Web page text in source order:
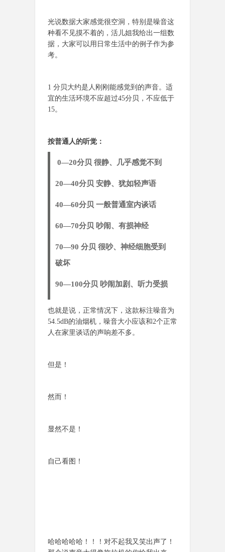
光说数据大家感觉很空洞，特别是噪音这
种看不见摸不着的，活儿姐我给出一组数
据，大家可以用日常生活中的例子作为参
考。
1 分贝大约是人刚刚能感觉到的声音。适
宜的生活环境不应超过45分贝，不应低于
15。
按普通人的听觉：
0—20分贝 很静、几乎感觉不到
20—40分贝 安静、犹如轻声语
40—60分贝 一般普通室内谈话
60—70分贝 吵闹、有损神经
70—90 分贝 很吵、神经细胞受到
破坏
90—100分贝 吵闹加剧、听力受损
也就是说，正常情况下，这款标注噪音为
54.5dB的油烟机，噪音大小应该和2个正常
人在家里谈话的声响差不多。
但是！
然而！
显然不是！
自己看图！
哈哈哈哈哈！！！对不起我又笑出声了！